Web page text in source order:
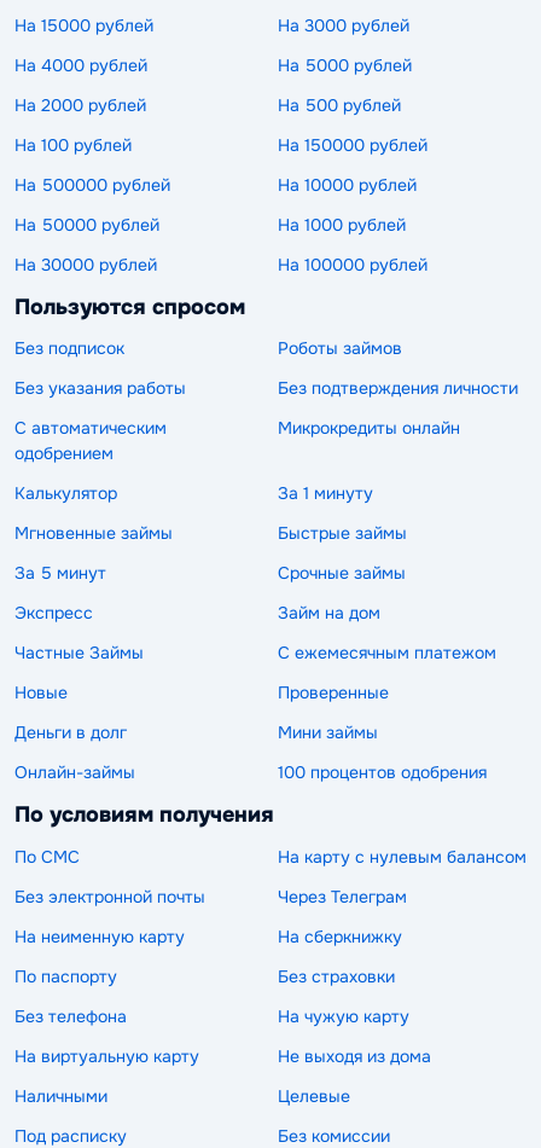
На 15000 рублей
На 3000 рублей
На 4000 рублей
На 5000 рублей
На 2000 рублей
На 500 рублей
На 100 рублей
На 150000 рублей
На 500000 рублей
На 10000 рублей
На 50000 рублей
На 1000 рублей
На 30000 рублей
На 100000 рублей
Пользуются спросом
Без подписок
Роботы займов
Без указания работы
Без подтверждения личности
С автоматическим
одобрением
Микрокредиты онлайн
Калькулятор
За 1 минуту
Мгновенные займы
Быстрые займы
За 5 минут
Срочные займы
Экспресс
Займ на дом
Частные Займы
С ежемесячным платежом
Новые
Проверенные
Деньги в долг
Мини займы
Онлайн-займы
100 процентов одобрения
По условиям получения
По СМС
На карту с нулевым балансом
Без электронной почты
Через Телеграм
На неименную карту
На сберкнижку
По паспорту
Без страховки
Без телефона
На чужую карту
На виртуальную карту
Не выходя из дома
Наличными
Целевые
Под расписку
Без комиссии